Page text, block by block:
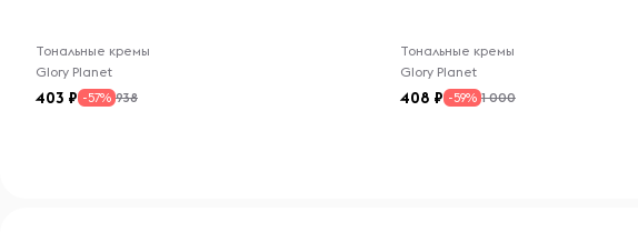
Тональные кремы
Glory Planet
403 -57% 938
Тональные кремы
Glory Planet
408 -59% 1 000